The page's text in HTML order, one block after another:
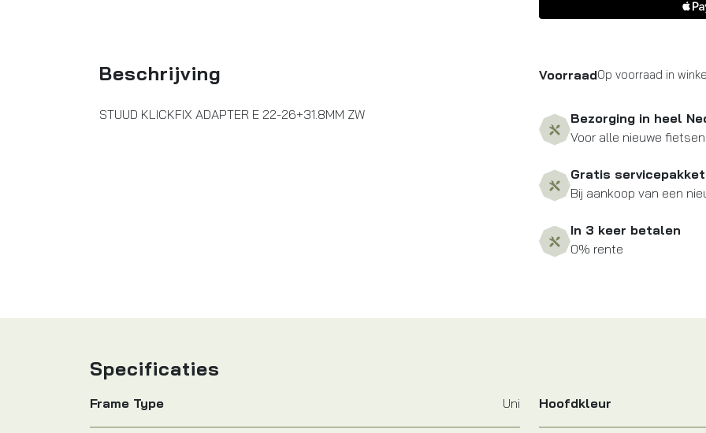
Beschrijving
STUUD KLICKFIX ADAPTER E 22-26+31.8MM ZW
VoorraadOp voorraad in
Bezorging in heel
Voor alle nieuwe fietsen
Gratis servicepakket
Bij aankoop van een
In 3 keer betalen
0% rente
Specificaties
Frame Type Uni Hoofdkleur